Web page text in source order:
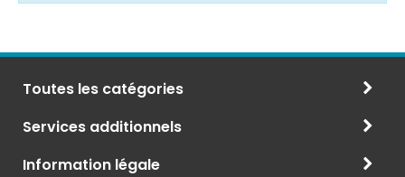
Toutes les catégories
Services additionnels
Information légale